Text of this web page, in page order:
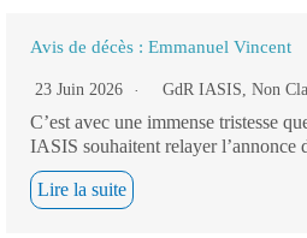
Avis de décès : Emmanuel Vincent
23 Juin 2026 GdR IASIS, Non
C’est avec une immense tristesse
IASIS souhaitent relayer l’annonce
Lire la suite